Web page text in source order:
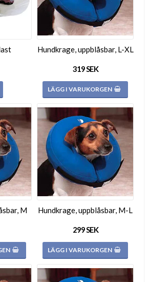
Hundkrage, uppblåsbar, L-XL
319 SEK
LÄGG I VARUKORGEN
M Hundkrage, uppblåsbar, M-L
299 SEK
LÄGG I VARUKORGEN